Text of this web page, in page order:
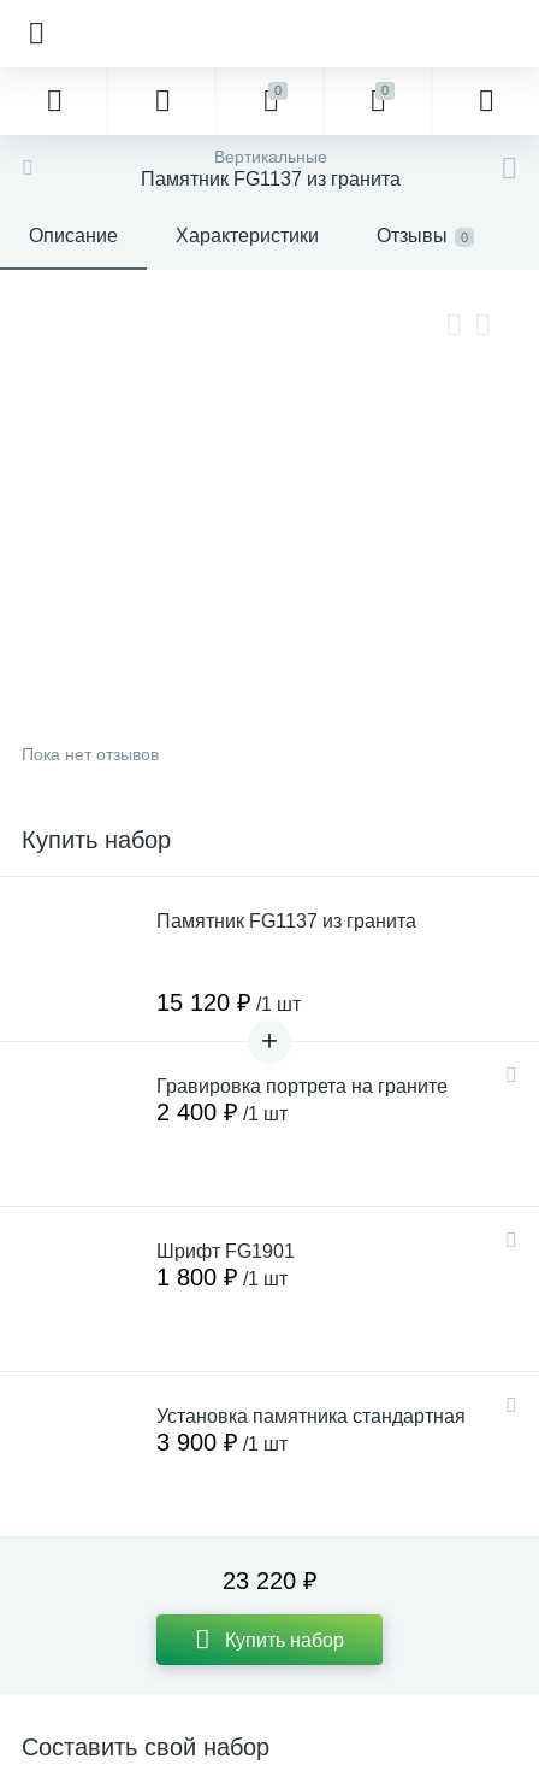
0 0
Вертикальные
Памятник FG1137 из гранита
Описание Характеристики Отзывы 0
Пока нет отзывов
Купить набор
Памятник FG1137 из гранита
15 120 ₽ /1 шт
Гравировка портрета на граните
2 400 ₽ /1 шт
Шрифт FG1901
1 800 ₽ /1 шт
Установка памятника стандартная
3 900 ₽ /1 шт
23 220 ₽
Купить набор
Составить свой набор